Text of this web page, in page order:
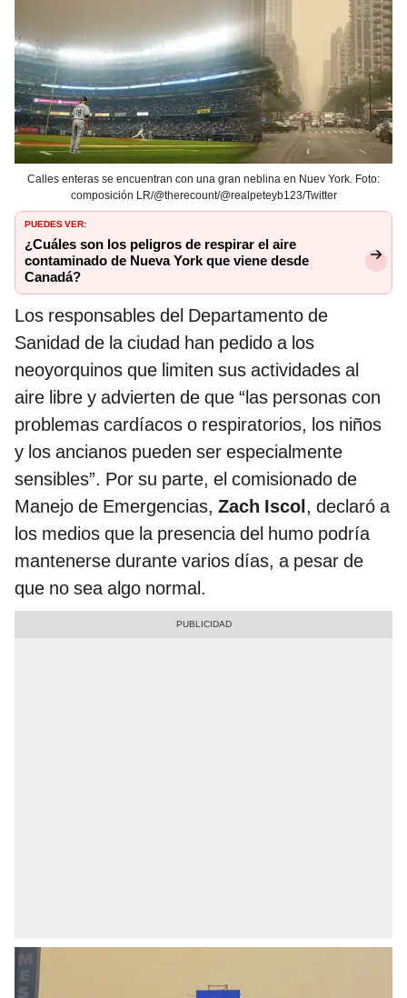
Calles enteras se encuentran con una gran neblina en Nuev York. Foto:
composición LR/@therecount/@realpeteyb123/Twitter
PUEDES VER:
¿Cuáles son los peligros de respirar el aire
contaminado de Nueva York que viene desde
Canadá?
Los responsables del Departamento de
Sanidad de la ciudad han pedido a los
neoyorquinos que limiten sus actividades al
aire libre y advierten de que “las personas con
problemas cardíacos o respiratorios, los niños
y los ancianos pueden ser especialmente
sensibles”. Por su parte, el comisionado de
Manejo de Emergencias, Zach Iscol, declaró a
los medios que la presencia del humo podría
mantenerse durante varios días, a pesar de
que no sea algo normal.